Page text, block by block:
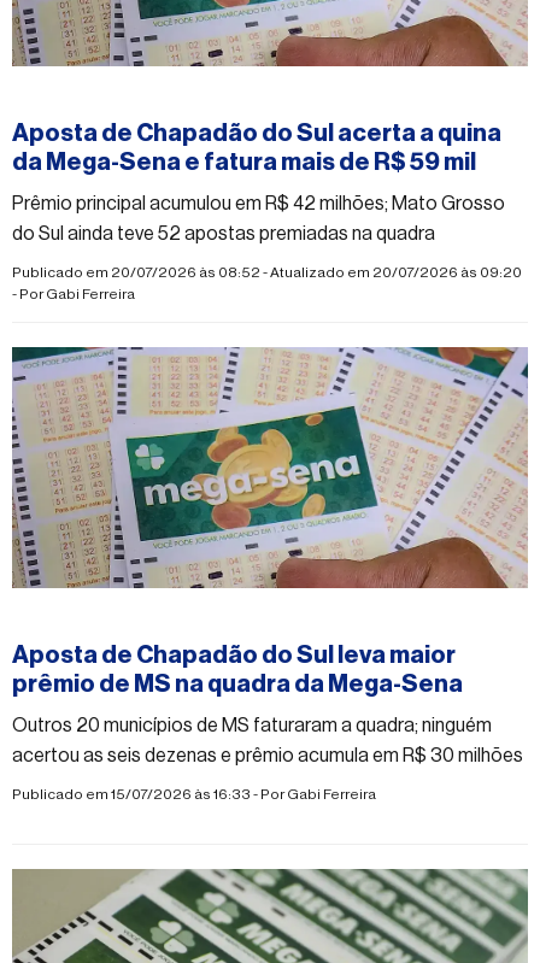
Aposta de Chapadão do Sul acerta a quina
da Mega-Sena e fatura mais de R$ 59 mil
Prêmio principal acumulou em R$ 42 milhões; Mato Grosso
do Sul ainda teve 52 apostas premiadas na quadra
Publicado em 20/07/2026 às 08:52 - Atualizado em 20/07/2026 às 09:20
- PorGabi Ferreira
Aposta de Chapadão do Sul leva maior
prêmio de MS na quadra da Mega-Sena
Outros 20 municípios de MS faturaram a quadra; ninguém
acertou as seis dezenas e prêmio acumula em R$ 30 milhões
Publicado em 15/07/2026 às 16:33 - PorGabi Ferreira